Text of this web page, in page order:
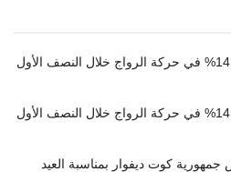
الموانئ المغربية تحقق نمواً بـ14.4% في حركة الرواج خلال النصف الأول
الموانئ المغربية تحقق نمواً بـ14.4% في حركة الرواج خلال النصف الأول
كوت ديفوار بمناسبة العيد